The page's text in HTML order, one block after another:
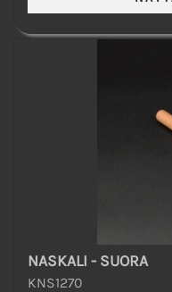
NASKALI - SUORA
KNS1270